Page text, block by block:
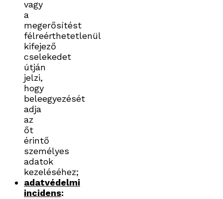
vagy
a
megerősítést
félreérthetetlenül
kifejező
cselekedet
útján
jelzi,
hogy
beleegyezését
adja
az
őt
érintő
személyes
adatok
kezeléséhez;
adatvédelmi
incidens: